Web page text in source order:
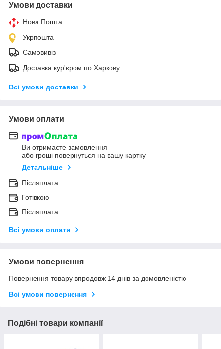
Умови доставки
Нова Пошта
Укрпошта
Самовивіз
Доставка кур'єром по Харкову
Всі умови доставки
Умови оплати
Ви отримаєте замовлення
або гроші повернуться на вашу картку
Детальніше
Післяплата
Готівкою
Післяплата
Всі умови оплати
Умови повернення
Повернення товару впродовж 14 днів за домовленістю
Всі умови повернення
Подібні товари компанії